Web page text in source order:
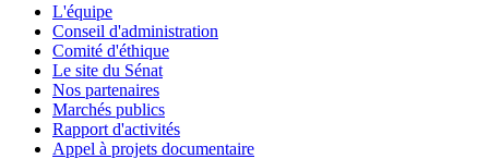
L'équipe
Conseil d'administration
Comité d'éthique
Le site du Sénat
Nos partenaires
Marchés publics
Rapport d'activités
Appel à projets documentaire